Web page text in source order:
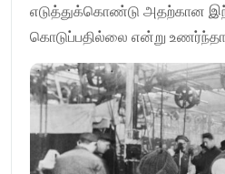
எடுத்துக்கொண்டு அதற்கான
கொடுப்பதில்லை என்று